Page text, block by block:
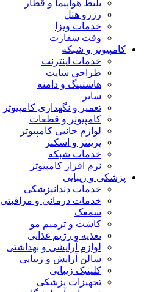
بلیط هواپیما و قطار
رزرو هتل
خدمات ویزا
وقت سفارت
کامپیوتر و شبکه
خدمات اینترنت
طراحی سایت
هاستینگ و دامنه
سایر
تعمیر و نگهداری کامپیوتر
کامپیوتر و قطعات
لوازم جانبی کامپیوتر
پرینتر و اسکنر
خدمات شبکه
نرم افزار کامپیوتر
پزشکی و زیبایی
خدمات دندانپزشکی
خدمات درمانی و مراقبتی
سمعک
کاشت و ترمیم مو
تغذیه و رژیم غذایی
لوازم آرایشی و بهداشتی
سالن آرایش و زیبایی
کلینیک زیبایی
تجهیزات پزشکی